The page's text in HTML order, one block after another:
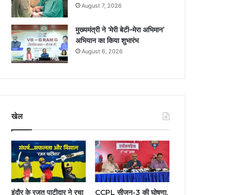
August 7, 2026
मुख्यमंत्री ने ‘मेरी बेटी–मेरा अभिमान’
अभियान का किया शुभारंभ
August 6, 2026
खेल
इंदौर के रजत पाटीदार ने रचा
CCPL सीजन-3 की घोषणा,